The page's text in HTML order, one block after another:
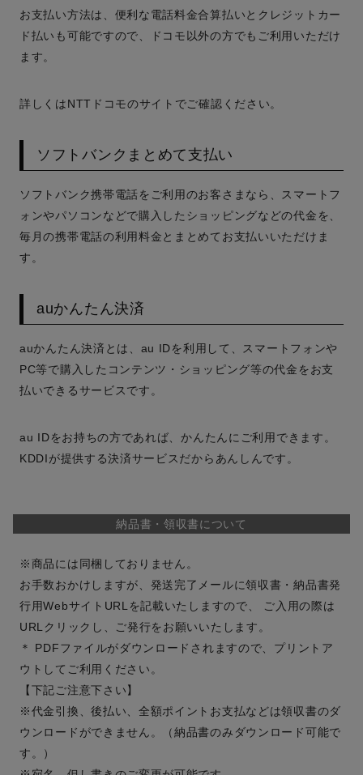
お支払い方法は、便利な電話料金合算払いとクレジットカー
ド払いも可能ですので、ドコモ以外の方でもご利用いただけ
ます。
詳しくはNTTドコモのサイトでご確認ください。
ソフトバンクまとめて支払い
ソフトバンク携帯電話をご利用のお客さまなら、スマートフ
ォンやパソコンなどで購入したショッピングなどの代金を、
毎月の携帯電話の利用料金とまとめてお支払いいただけま
す。
auかんたん決済
auかんたん決済とは、au IDを利用して、スマートフォンや
PC等で購入したコンテンツ・ショッピング等の代金をお支
払いできるサービスです。
au IDをお持ちの方であれば、かんたんにご利用できます。
KDDIが提供する決済サービスだからあんしんです。
納品書・領収書について
※商品には同梱しておりません。
お手数おかけしますが、発送完了メールに領収書・納品書発
行用WebサイトURLを記載いたしますので、 ご入用の際は
URLクリックし、ご発行をお願いいたします。
＊ PDFファイルがダウンロードされますので、プリントア
ウトしてご利用ください。
【下記ご注意下さい】
※代金引換、後払い、全額ポイントお支払などは領収書のダ
ウンロードができません。（納品書のみダウンロード可能で
す。）